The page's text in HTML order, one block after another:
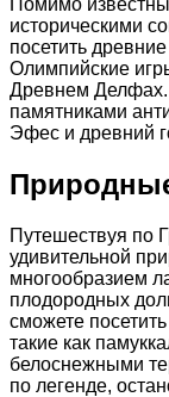
историческими
посетить
Олимпийские
Древнем Делфах.
памятниками
Эфес и древний
Путешествуя по
удивительной
многообразием
плодородных
сможете
такие как
белоснежными
по легенде,